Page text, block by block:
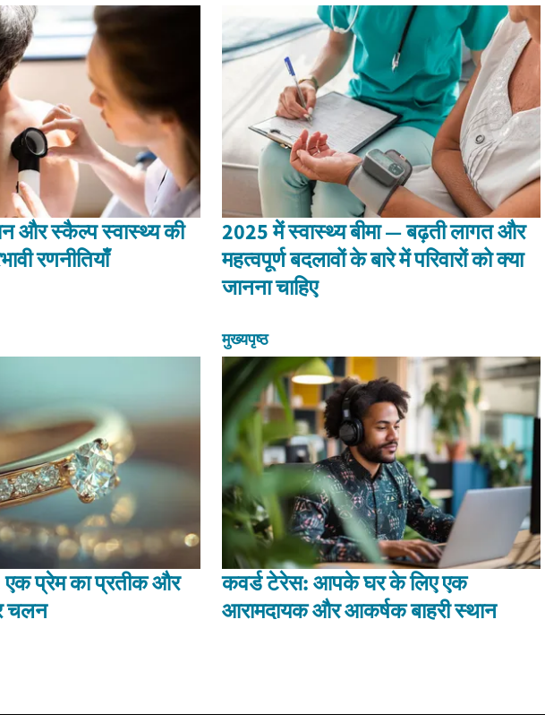
और स्कैल्प स्वास्थ्य की
रणनीतियाँ
2025 में स्वास्थ्य बीमा — बढ़ती लागत और
महत्वपूर्ण बदलावों के बारे में परिवारों को क्या
जानना चाहिए
एक प्रेम का प्रतीक और
चलन
मुख्यपृष्ठ
कवर्ड टेरेस: आपके घर के लिए एक
आरामदायक और आकर्षक बाहरी स्थान